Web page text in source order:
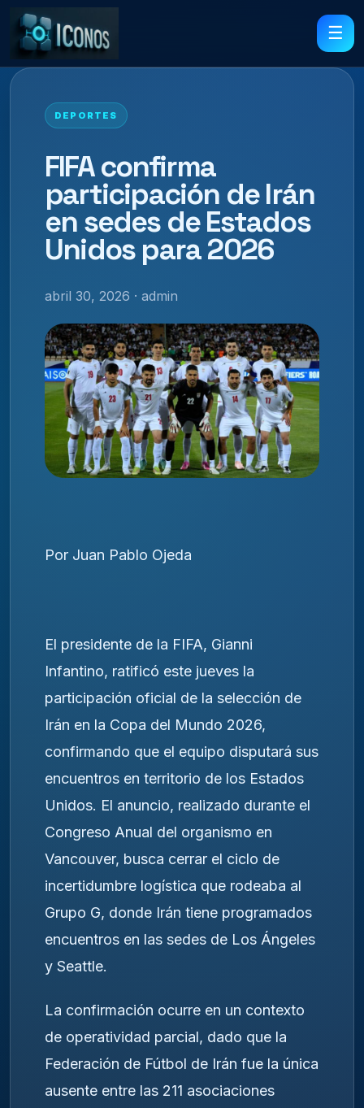
☰
DEPORTES
FIFA confirma
participación de Irán
en sedes de Estados
Unidos para 2026
abril 30, 2026 · admin
Por Juan Pablo Ojeda
El presidente de la FIFA, Gianni
Infantino, ratificó este jueves la
participación oficial de la selección de
Irán en la Copa del Mundo 2026,
confirmando que el equipo disputará sus
encuentros en territorio de los Estados
Unidos. El anuncio, realizado durante el
Congreso Anual del organismo en
Vancouver, busca cerrar el ciclo de
incertidumbre logística que rodeaba al
Grupo G, donde Irán tiene programados
encuentros en las sedes de Los Ángeles
y Seattle.
La confirmación ocurre en un contexto
de operatividad parcial, dado que la
Federación de Fútbol de Irán fue la única
ausente entre las 211 asociaciones